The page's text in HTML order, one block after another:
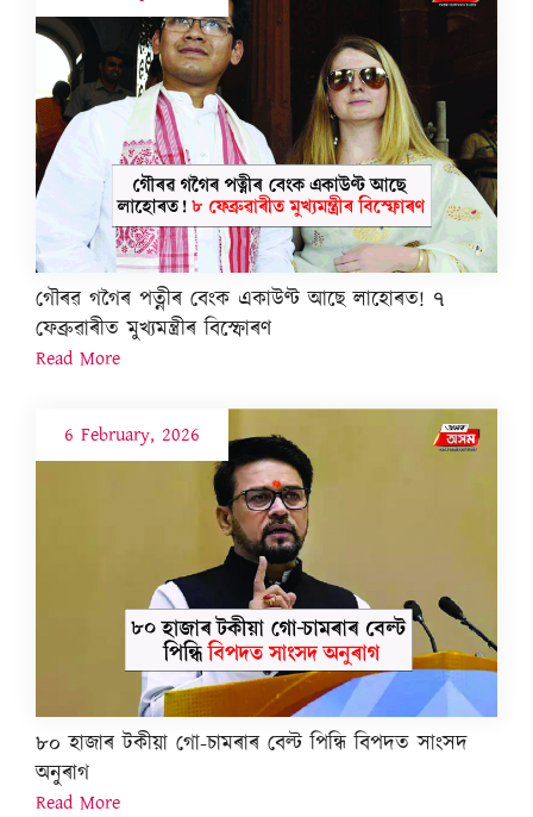
গৌৰৱ গগৈৰ পত্নীৰ বেংক একাউণ্ট আছে লাহোৰত! ৭
ফেব্ৰুৱাৰীত মুখ্যমন্ত্ৰীৰ বিস্ফোৰণ
Read More
6 February, 2026
৮০ হাজাৰ টকীয়া গো-চামৰাৰ বেল্ট পিন্ধি বিপদত সাংসদ
অনুৰাগ
Read More